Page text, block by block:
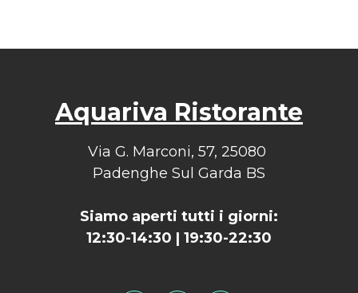
Aquariva Ristorante
Via G. Marconi, 57, 25080
Padenghe Sul Garda BS
Siamo aperti tutti i giorni:
12:30-14:30 | 19:30-22:30